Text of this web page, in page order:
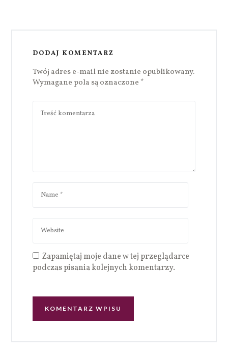
DODAJ KOMENTARZ
Twój adres e-mail nie zostanie opublikowany.
Wymagane pola są oznaczone *
Zapamiętaj moje dane w tej przeglądarce
podczas pisania kolejnych komentarzy.